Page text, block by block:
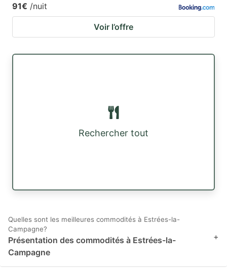
91€ /nuit
Voir l’offre
Rechercher tout
Quelles sont les meilleures commodités à Estrées-la-
Campagne?
Présentation des commodités à Estrées-la-
Campagne
+